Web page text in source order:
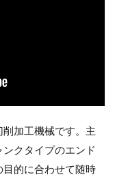
加工機械です。主
クタイプのエンド
目的に合わせて随時